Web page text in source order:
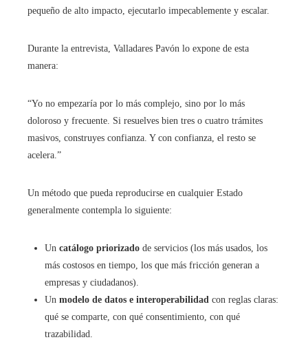
pequeño de alto impacto, ejecutarlo impecablemente y escalar.
Durante la entrevista, Valladares Pavón lo expone de esta
manera:
“Yo no empezaría por lo más complejo, sino por lo más
doloroso y frecuente. Si resuelves bien tres o cuatro trámites
masivos, construyes confianza. Y con confianza, el resto se
acelera.”
Un método que pueda reproducirse en cualquier Estado
generalmente contempla lo siguiente:
Un catálogo priorizado de servicios (los más usados, los
más costosos en tiempo, los que más fricción generan a
empresas y ciudadanos).
Un modelo de datos e interoperabilidad con reglas claras:
qué se comparte, con qué consentimiento, con qué
trazabilidad.